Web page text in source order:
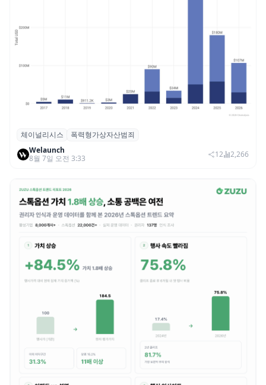
체이널리시스 “가상자산 보유자 대상 폭력
범죄 증가…상반기 탈취액 3000만 달러 돌파
체이널리시스
폭력형가상자산범죄
Welaunch
8월 7일 오전 3:33
12 2,266